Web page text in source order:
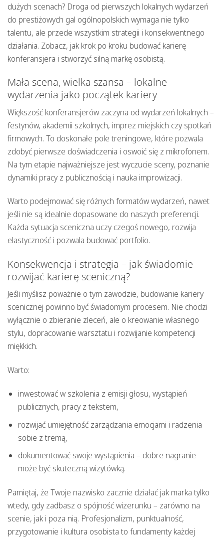
dużych scenach? Droga od pierwszych lokalnych wydarzeń
do prestiżowych gal ogólnopolskich wymaga nie tylko
talentu, ale przede wszystkim strategii i konsekwentnego
działania. Zobacz, jak krok po kroku budować karierę
konferansjera i stworzyć silną markę osobistą.
Mała scena, wielka szansa – lokalne
wydarzenia jako początek kariery
Większość konferansjerów zaczyna od wydarzeń lokalnych –
festynów, akademii szkolnych, imprez miejskich czy spotkań
firmowych. To doskonałe pole treningowe, które pozwala
zdobyć pierwsze doświadczenia i oswoić się z mikrofonem.
Na tym etapie najważniejsze jest wyczucie sceny, poznanie
dynamiki pracy z publicznością i nauka improwizacji.
Warto podejmować się różnych formatów wydarzeń, nawet
jeśli nie są idealnie dopasowane do naszych preferencji.
Każda sytuacja sceniczna uczy czegoś nowego, rozwija
elastyczność i pozwala budować portfolio.
Konsekwencja i strategia – jak świadomie
rozwijać karierę sceniczną?
Jeśli myślisz poważnie o tym zawodzie, budowanie kariery
scenicznej powinno być świadomym procesem. Nie chodzi
wyłącznie o zbieranie zleceń, ale o kreowanie własnego
stylu, dopracowanie warsztatu i rozwijanie kompetencji
miękkich.
Warto:
inwestować w szkolenia z emisji głosu, wystąpień
publicznych, pracy z tekstem,
rozwijać umiejętność zarządzania emocjami i radzenia
sobie z tremą,
dokumentować swoje wystąpienia – dobre nagranie
może być skuteczną wizytówką.
Pamiętaj, że Twoje nazwisko zacznie działać jak marka tylko
wtedy, gdy zadbasz o spójność wizerunku – zarówno na
scenie, jak i poza nią. Profesjonalizm, punktualność,
przygotowanie i kultura osobista to fundamenty każdej